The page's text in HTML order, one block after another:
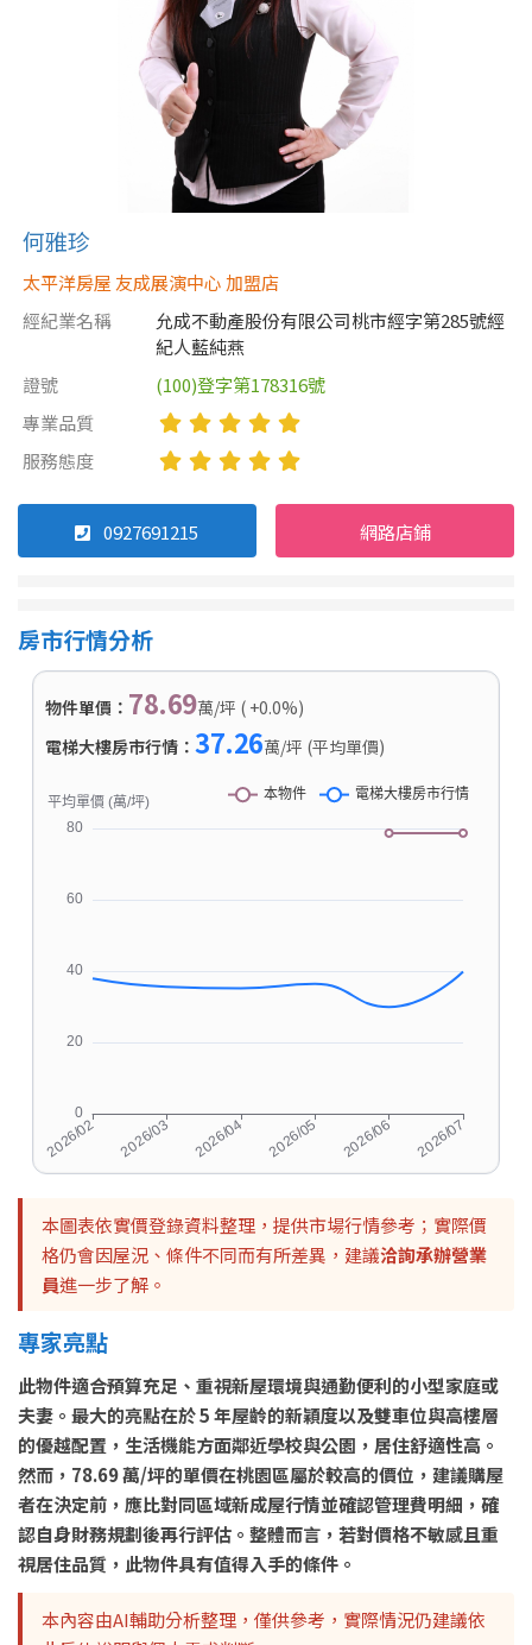
何雅珍
太平洋房屋 友成展演中心 加盟店
經紀業名稱
允成不動產股份有限公司桃市經字第285號經
紀人藍純燕
證號
(100)登字第178316號
專業品質
服務態度
0927691215 網路店鋪
房市行情分析
物件單價： 78.69萬/坪 ( +0.0%)
電梯大樓房市行情： 37.26萬/坪 (平均單價)
本圖表依實價登錄資料整理，提供市場行情參考；實際價
格仍會因屋況、條件不同而有所差異，建議洽詢承辦營業
員進一步了解。
專家亮點
此物件適合預算充足、重視新屋環境與通勤便利的小型家庭或
夫妻。最大的亮點在於 5 年屋齡的新穎度以及雙車位與高樓層
的優越配置，生活機能方面鄰近學校與公園，居住舒適性高。
然而，78.69 萬/坪的單價在桃園區屬於較高的價位，建議購屋
者在決定前，應比對同區域新成屋行情並確認管理費明細，確
認自身財務規劃後再行評估。整體而言，若對價格不敏感且重
視居住品質，此物件具有值得入手的條件。
本內容由AI輔助分析整理，僅供參考，實際情況仍建議依